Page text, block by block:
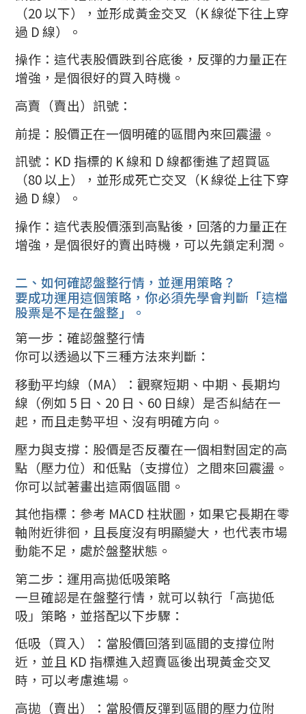
（20 以下），並形成黃金交叉（K 線從下往上穿
過 D 線）。
操作：這代表股價跌到谷底後，反彈的力量正在
增強，是個很好的買入時機。
高賣（賣出）訊號：
前提：股價正在一個明確的區間內來回震盪。
訊號：KD 指標的 K 線和 D 線都衝進了超買區
（80 以上），並形成死亡交叉（K 線從上往下穿
過 D 線）。
操作：這代表股價漲到高點後，回落的力量正在
增強，是個很好的賣出時機，可以先鎖定利潤。
二、如何確認盤整行情，並運用策略？
要成功運用這個策略，你必須先學會判斷「這檔
股票是不是在盤整」。
第一步：確認盤整行情
你可以透過以下三種方法來判斷：
移動平均線（MA）：觀察短期、中期、長期均
線（例如 5 日、20 日、60 日線）是否糾結在一
起，而且走勢平坦、沒有明確方向。
壓力與支撐：股價是否反覆在一個相對固定的高
點（壓力位）和低點（支撐位）之間來回震盪。
你可以試著畫出這兩個區間。
其他指標：參考 MACD 柱狀圖，如果它長期在零
軸附近徘徊，且長度沒有明顯變大，也代表市場
動能不足，處於盤整狀態。
第二步：運用高拋低吸策略
一旦確認是在盤整行情，就可以執行「高拋低
吸」策略，並搭配以下步驟：
低吸（買入）：當股價回落到區間的支撐位附
近，並且 KD 指標進入超賣區後出現黃金交叉
時，可以考慮進場。
高拋（賣出）：當股價反彈到區間的壓力位附